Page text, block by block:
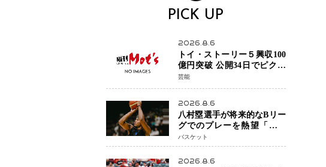
PICK UP
2026.8.6
トイ・ストーリー５興収100
億円突破 公開34日でピクサ
ー作品 史上最速 日本歴代シ
リーズ最高更新も目前
芸能
2026.8.6
八村塁選手が将来的なBリー
グでのプレーを熱望「一つ
の夢ですね」スター帰還が
リーグ価値を押し上げる可
能性
バスケット
2026.8.6